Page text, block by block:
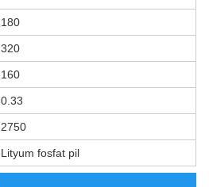
180
320
160
0.33
2750
Lityum fosfat pil